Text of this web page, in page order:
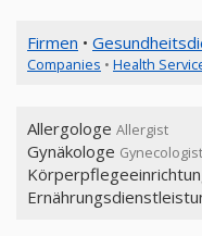
Firmen •
Companies • Health
Allergologe Allergist
Gynäkologe Gynecologist